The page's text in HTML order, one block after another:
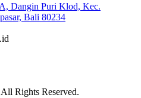
Dangin Puri Klod, Kec.
Bali 80234
Rights Reserved.